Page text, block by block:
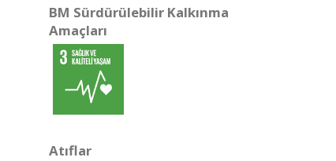
BM Sürdürülebilir Kalkınma
Amaçları
Atıflar